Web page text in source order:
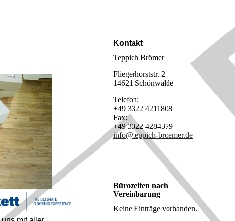
Kontakt
Teppich Brömer
Fliegerhorststr. 2
14621 Schönwalde
Telefon:
+49 3322 4211808
Fax:
+49 3322 4284379
info@teppich-broemer.de
Bürozeiten nach
Vereinbarung
Keine Einträge vorhanden.